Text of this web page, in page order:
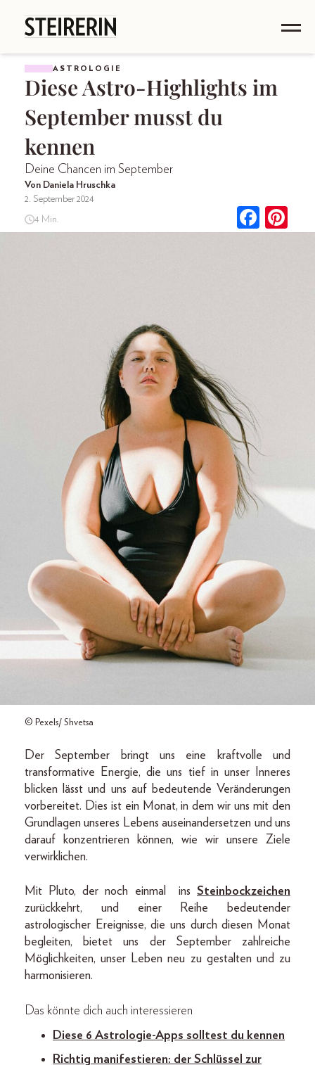
ASTROLOGIE
Diese Astro-Highlights im
September musst du
kennen
Deine Chancen im September
Von Daniela Hruschka
2. September 2024
4 Min.
© Pexels/ Shvetsa
Der September bringt uns eine kraftvolle und
transformative Energie, die uns tief in unser Inneres
blicken lässt und uns auf bedeutende Veränderungen
vorbereitet. Dies ist ein Monat, in dem wir uns mit den
Grundlagen unseres Lebens auseinandersetzen und uns
darauf konzentrieren können, wie wir unsere Ziele
verwirklichen.
Mit Pluto, der noch einmal ins Steinbockzeichen
zurückkehrt, und einer Reihe bedeutender
astrologischer Ereignisse, die uns durch diesen Monat
begleiten, bietet uns der September zahlreiche
Möglichkeiten, unser Leben neu zu gestalten und zu
harmonisieren.
Das könnte dich auch interessieren
Diese 6 Astrologie-Apps solltest du kennen
Richtig manifestieren: der Schlüssel zur